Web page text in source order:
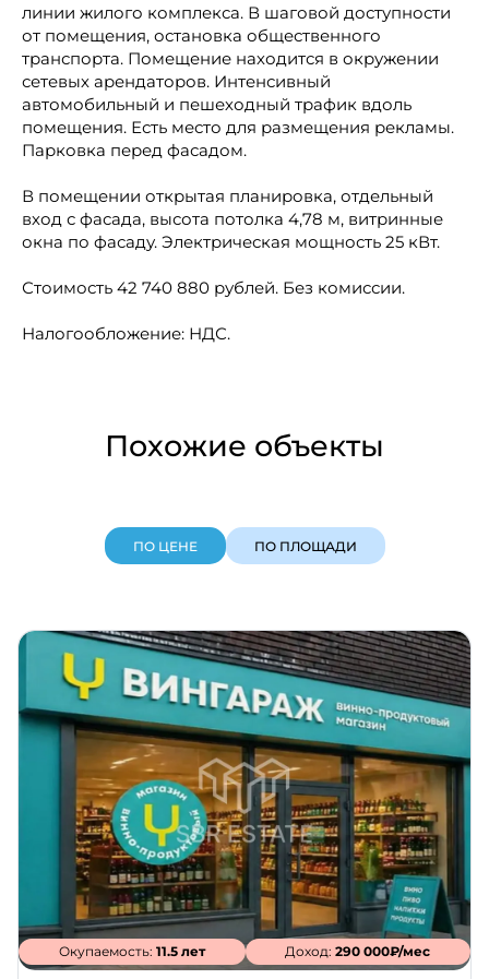
линии жилого комплекса. В шаговой доступности
от помещения, остановка общественного
транспорта. Помещение находится в окружении
сетевых арендаторов. Интенсивный
автомобильный и пешеходный трафик вдоль
помещения. Есть место для размещения рекламы.
Парковка перед фасадом.
В помещении открытая планировка, отдельный
вход с фасада, высота потолка 4,78 м, витринные
окна по фасаду. Электрическая мощность 25 кВт.
Стоимость 42 740 880 рублей. Без комиссии.
Налогообложение: НДС.
Похожие объекты
ПО ЦЕНЕ ПО ПЛОЩАДИ
Окупаемость: 11.5 лет Доход:290 000₽/мес